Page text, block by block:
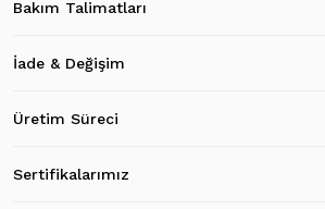
Bakım Talimatları
İade & Değişim
Üretim Süreci
Sertifikalarımız